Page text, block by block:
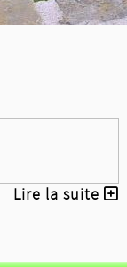
Lire la suite